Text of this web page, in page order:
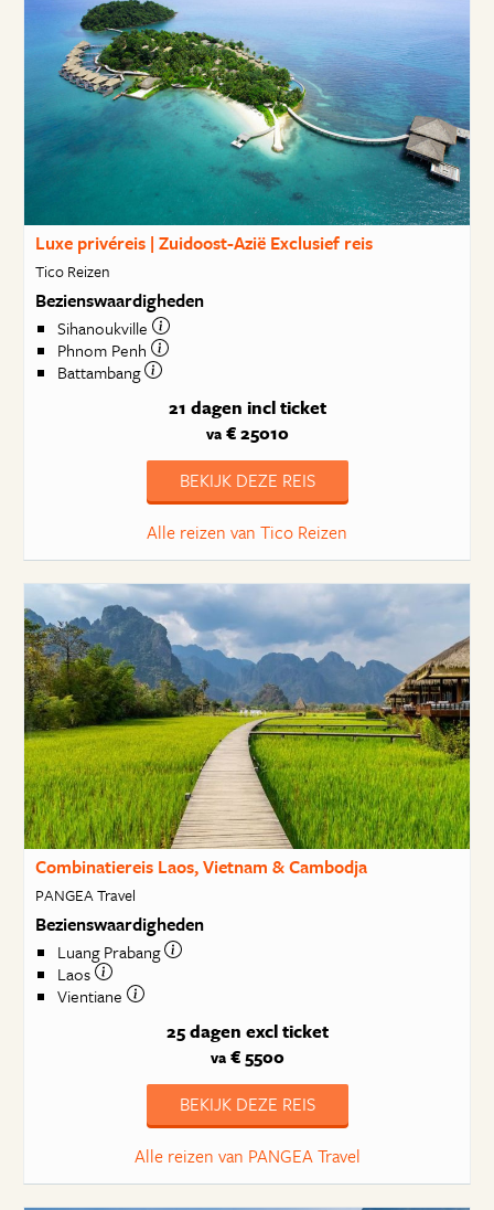
Luxe privéreis | Zuidoost-Azië Exclusief reis
Tico Reizen
Bezienswaardigheden
Sihanoukville
Phnom Penh
Battambang
21 dagen incl ticket
va€ 25010
BEKIJK DEZE REIS
Alle reizen van Tico Reizen
Combinatiereis Laos, Vietnam & Cambodja
PANGEA Travel
Bezienswaardigheden
Luang Prabang
Laos
Vientiane
25 dagen excl ticket
va€ 5500
BEKIJK DEZE REIS
Alle reizen van PANGEA Travel